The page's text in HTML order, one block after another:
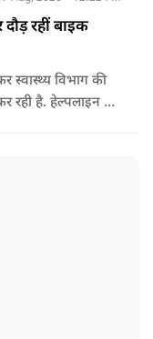
रहीं बाइक
स्वास्थ्य विभाग की
रही है. हेल्पलाइन पर